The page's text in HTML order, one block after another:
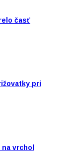
časť
pri
vrchol